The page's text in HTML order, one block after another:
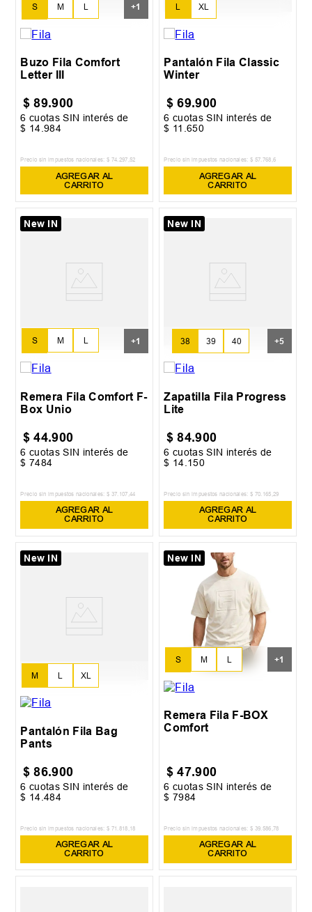
S M L
XL
+1
Buzo Fila Comfort
Letter III
$ 89.900
6 cuotas SIN interés de
$ 14 .984
Precio sin impuestos nacionales: $ 74.297 ,52
AGREGAR AL
CARRITO
L XL
Pantalón Fila Classic
Winter
$ 69.900
6 cuotas SIN interés de
$ 11 .650
Precio sin impuestos nacionales: $ 57.768 ,6
AGREGAR AL
CARRITO
New IN
S M L
XL
+1
Remera Fila Comfort F-
Box Unio
$ 44.900
6 cuotas SIN interés de
$ 7484
Precio sin impuestos nacionales: $ 37 107 44
AGREGAR AL
CARRITO
New IN
38 39 40 +5
Zapatilla Fila Progress
Lite
$ 84.900
6 cuotas SIN interés de
$ 14 150
Precio sin impuestos nacionales: $ 70 165 29
AGREGAR AL
CARRITO
New IN
M L XL
Pantalón Fila Bag
Pants
$ 86.900
6 cuotas SIN interés de
$ 14 .484
Precio sin impuestos nacionales: $ 71 818 18
AGREGAR AL
CARRITO
New IN
S M L
XL
+1
Remera Fila F-BOX
Comfort
$ 47.900
6 cuotas SIN interés de
$ 7984
Precio sin impuestos nacionales: $ 39 586 78
AGREGAR AL
CARRITO